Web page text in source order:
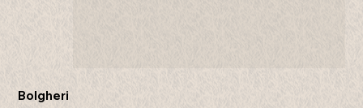
Bolgheri